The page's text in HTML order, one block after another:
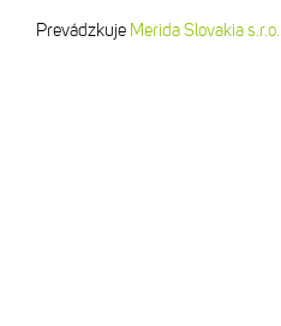
Prevádzkuje Merida Slovakia s.r.o.